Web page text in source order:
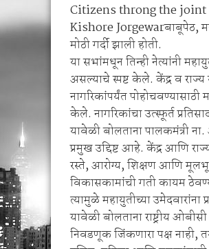
Citizens throng the joint
Kishore Jorgewarबाबूपेठ,
मोठी गर्दी झाली होती.
या सभांमधून तिन्ही नेत्यांनी
असल्याचे स्पष्ट केले. केंद्र व
नागरिकांपर्यंत
केले. नागरिकांचा उत्स्फूर्त
यावेळी बोलताना पालकमंत्री
प्रमुख उद्दिष्ट आहे. केंद्र आणि
रस्ते, आरोग्य, शिक्षण आणि
विकासकामांची गती कायम
त्यामुळे महायुतीच्या
यावेळी बोलताना राष्ट्रीय
निवडणूक जिंकणारा पक्ष नाही,